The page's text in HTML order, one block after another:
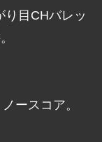
目CHバレッ
ースコア。